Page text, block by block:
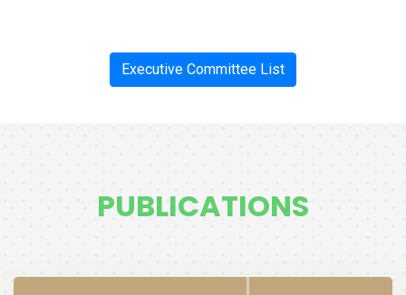
Executive Committee List
PUBLICATIONS